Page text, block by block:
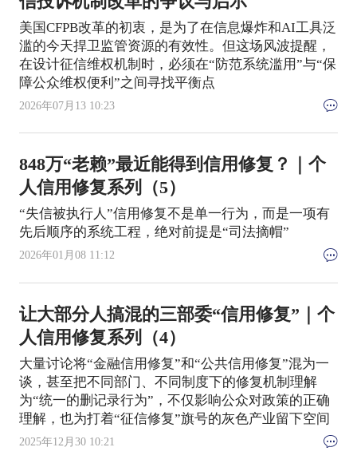
美国CFPB改革的初衷，是为了在信息爆炸和AI工具泛
滥的今天捍卫监管资源的有效性。但这场风波提醒，
在设计征信维权机制时，必须在“防范系统滥用”与“保
障公众维权便利”之间寻找平衡点
2026年07月13 10:23
848万“老赖”最近能得到信用修复？｜个
人信用修复系列（5）
“失信被执行人”信用修复不是单一行为，而是一项有
先后顺序的系统工程，绝对前提是“司法摘帽”
2026年01月08 11:12
让大部分人搞混的三部委“信用修复”｜个
人信用修复系列（4）
大量讨论将“金融信用修复”和“公共信用修复”混为一
谈，甚至把不同部门、不同制度下的修复机制理解
为“统一的删记录行为”，不仅影响公众对政策的正确
理解，也为打着“征信修复”旗号的灰色产业留下空间
2025年12月30 10:21